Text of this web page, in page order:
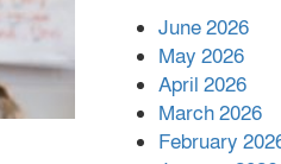
June 2026
May 2026
April 2026
March 2026
February